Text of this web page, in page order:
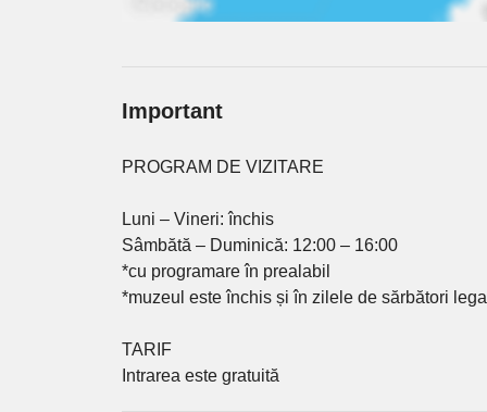
Important
PROGRAM DE VIZITARE
Luni – Vineri: închis
Sâmbătă – Duminică: 12:00 – 16:00
*cu programare în prealabil
*muzeul este închis și în zilele de sărbători
TARIF
Intrarea este gratuită